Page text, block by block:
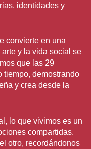
identidades y
convierte en una
y la vida social se
que las 29
tiempo, demostrando
y crea desde la
lo que vivimos es un
compartidas.
otro, recordándonos